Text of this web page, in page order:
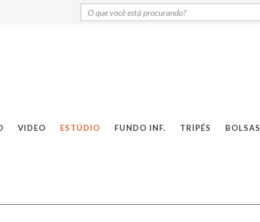
VIDEO ESTÚDIO FUNDO INF. TRIPÉS BOLSAS